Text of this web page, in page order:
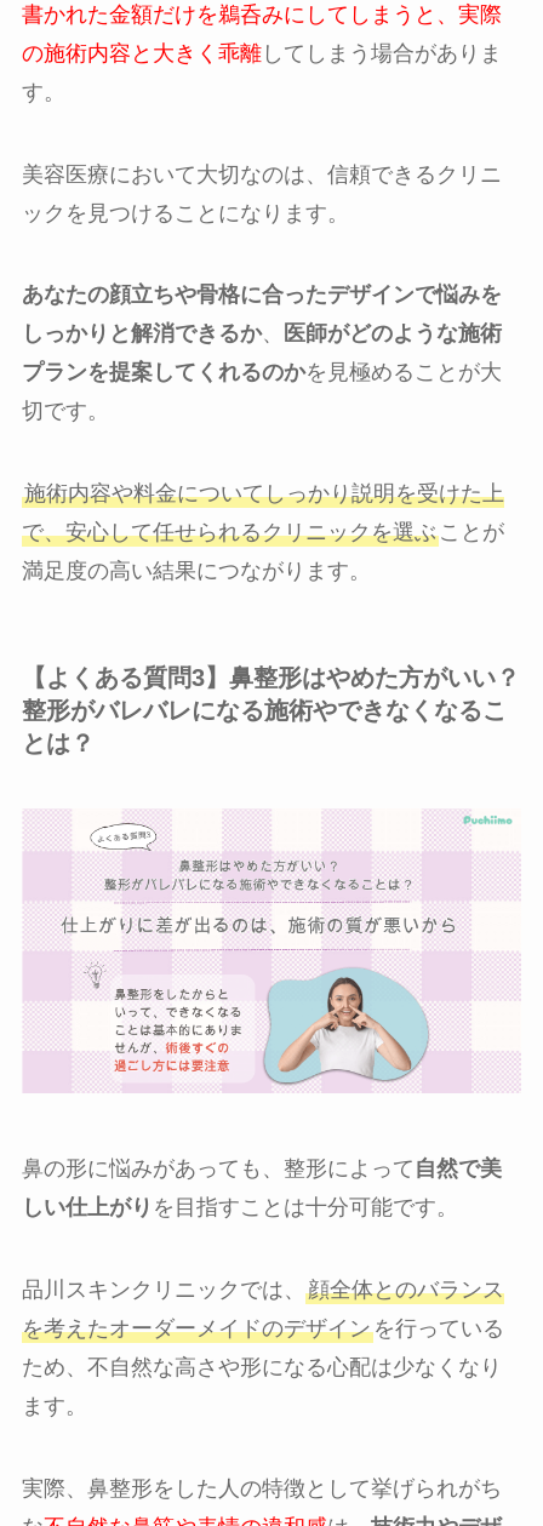
書かれた金額だけを鵜呑みにしてしまうと、実際
の施術内容と大きく乖離してしまう場合がありま
す。
美容医療において大切なのは、信頼できるクリニ
ックを見つけることになります。
あなたの顔立ちや骨格に合ったデザインで悩みを
しっかりと解消できるか、
医師がどのような施術
プランを提案してくれるのかを見極めることが大
切です。
施術内容や料金についてしっかり説明を受けた上
で、安心して任せられるクリニックを選ぶことが
満足度の高い結果につながります。
【よくある質問3】鼻整形はやめた方がいい？
整形がバレバレになる施術やできなくなるこ
とは？
鼻の形に悩みがあっても、整形によって 自然で美
しい仕上がり を目指すことは十分可能です。
品川スキンクリニックでは、 顔全体とのバランス
を考えたオーダーメイドのデザインを行っている
ため、不自然な高さや形になる心配は少なくなり
ます。
実際、鼻整形をした人の特徴として挙げられがち